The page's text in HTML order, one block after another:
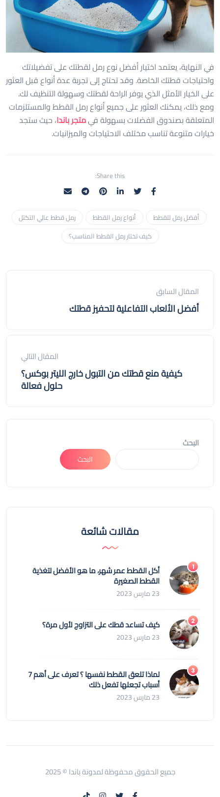
في النهاية، يعتمد اختيار أفضل نوع رمل لقطتك على تفضيلاتك
واحتياجات قطتك الخاصة. وقد تحتاج إلى تجربة عدة أنواع قبل العثور
على الخيار الأمثل الذي يوفر الراحة لقطتك وسهولة التنظيف لك.
ومع ذلك، يمكنك العثور على جميع أنواع رمل القطط والمستلزمات
المتعلقة بصندوق الفضلات بسهولة فيمتجر باندا، حيث ستجد
خيارات متنوعة تناسب مختلف الاحتياجات والميزانيات.
Share this:
أفضل رمل للقطط أنواع رمل القطط
رمل قطط عالي التكتل
كيف تختار رمل القطط المناسب؟
المقال السابق
أفضل الألعاب التفاعلية لتحفيز قطتك
المقال التالي
كيفية منع قطتك من التبول خارج الليتر بوكس؟
حلول فعالة
البحث
البحث
مقالات شائعة
أكل القطط عمر شهر، ما هو الأفضل لتغذية
القطط الصغيرة
23 مارس 2023
كيف تساعد قطك على التزاوج لأول مرة؟
23 مارس 2023
لماذا تلعق القطط نفسها ؟ تعرف على أهم 7
أسباب تجعلها تفعل ذلك
23 مارس 2023
جميع الحقوق محفوظة لمدونة باندا © 2025